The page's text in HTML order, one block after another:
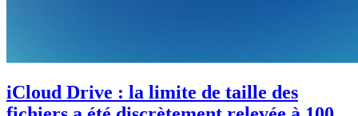
iCloud Drive : la limite de taille des